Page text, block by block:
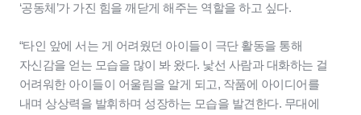
‘공동체’가 가진 힘을 깨닫게 해주는 역할을 하고 싶다.
“타인 앞에 서는 게 어려웠던 아이들이 극단 활동을 통해
자신감을 얻는 모습을 많이 봐 왔다. 낯선 사람과 대화하는 걸
어려워한 아이들이 어울림을 알게 되고, 작품에 아이디어를
내며 상상력을 발휘하며 성장하는 모습을 발견한다. 무대에